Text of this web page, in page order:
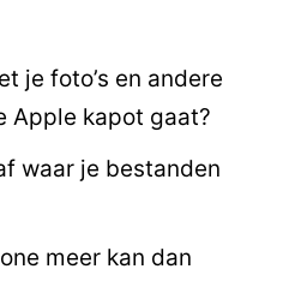
je foto’s en andere
Apple kapot gaat?
waar je bestanden
meer kan dan